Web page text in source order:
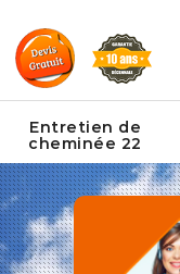
Entretien de
cheminée 22